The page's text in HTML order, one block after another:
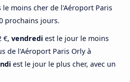
moins cher de l'Aéroport Paris
prochains jours.
€, vendredi est le jour le moins
de l'Aéroport Paris Orly à
est le jour le plus cher, avec un